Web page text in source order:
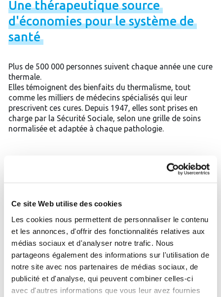
Ce site Web utilise des cookies
Les cookies nous permettent de personnaliser le contenu
et les annonces, d'offrir des fonctionnalités relatives aux
médias sociaux et d'analyser notre trafic. Nous
partageons également des informations sur l'utilisation de
notre site avec nos partenaires de médias sociaux, de
publicité et d'analyse, qui peuvent combiner celles-ci
avec d'autres informations que vous leur avez fournies
Unethérapeutiquesource
d'économiespourlesystèmede
santé
Plus de 500 000 personnes suivent chaque année une cure
thermale.
Elles témoignent des bienfaits du thermalisme, tout
comme les milliers de médecins spécialisés qui leur
prescrivent ces cures. Depuis 1947, elles sont prises en
charge par la Sécurité Sociale, selon une grille de soins
normalisée et adaptée à chaque pathologie.